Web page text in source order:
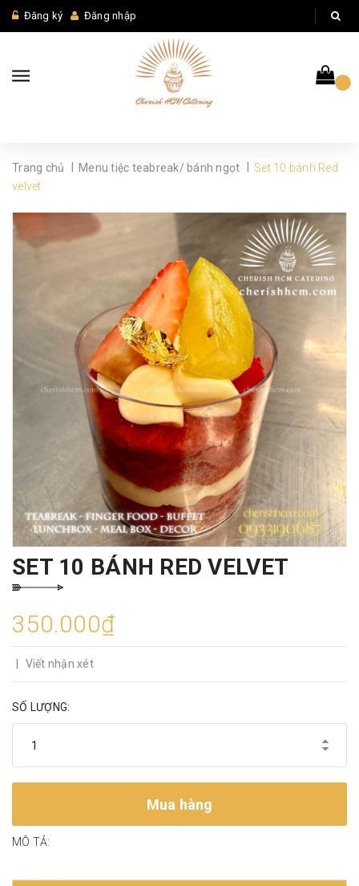
Đăng ký Đăng nhập
Trang chủ Menu tiệc teabreak/ bánh ngọt
Set 10 bánh Red
velvet
SET 10 BÁNH RED VELVET
350.000₫
Viết nhận xét
SỐ LƯỢNG:
Mua hàng
MÔ TẢ: